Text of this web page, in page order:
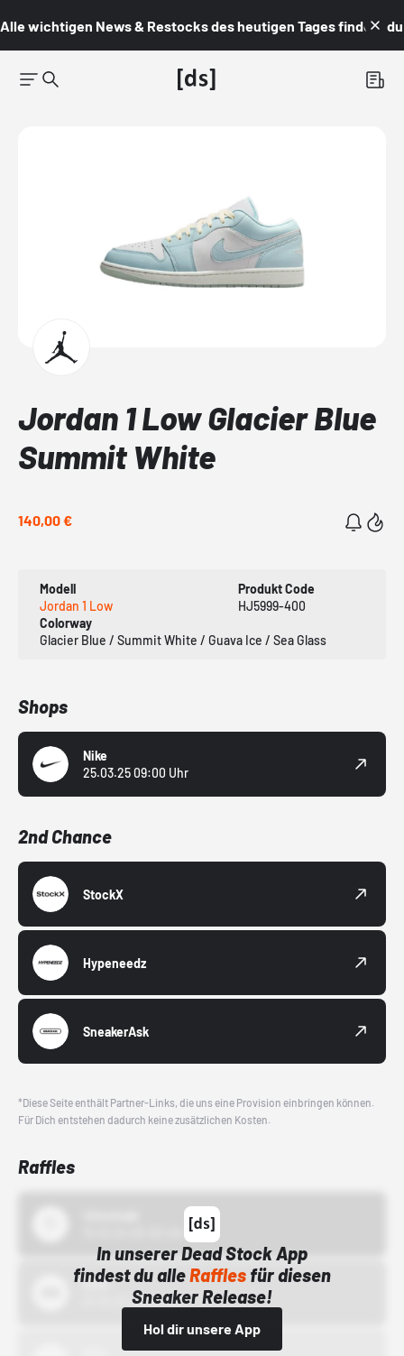
Alle wichtigen News & Restocks des heutigen Tages findest du
Jordan 1 Low Glacier Blue
Summit White
140,00 €
Modell
Jordan 1 Low
Produkt Code
HJ5999-400
Colorway
Glacier Blue / Summit White / Guava Ice / Sea Glass
Shops
Nike
25.03.25 09:00 Uhr
2nd Chance
StockX
Hypeneedz
SneakerAsk
*Diese Seite enthält Partner-Links, die uns eine Provision einbringen können.
Für Dich entstehen dadurch keine zusätzlichen Kosten.
Raffles
In unserer Dead Stock App
findest du alleRafflesfür diesen
Sneaker Release!
Hol dir unsere App
Bstn
01.10.22 00:00 Uhr